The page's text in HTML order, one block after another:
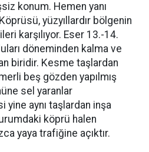
konum. Hemen yanı
yüzyıllardır bölgenin
karşılıyor. Eser 13.-14.
döneminden kalma ve
biridir. Kesme taşlardan
beş gözden yapılmış
sel yaranlar
aynı taşlardan inşa
köprü halen
yaya trafiğine açıktır.